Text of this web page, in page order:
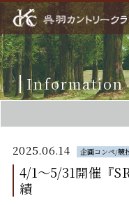
Information
2025.06.14 企画コンペ/競
4/1～5/31開催『
績